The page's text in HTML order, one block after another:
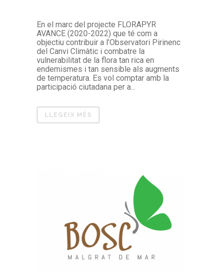
En el marc del projecte FLORAPYR
AVANCE (2020-2022) que té com a
objectiu contribuir a l’Observatori Pirinenc
del Canvi Climàtic i combatre la
vulnerabilitat de la flora tan rica en
endemismes i tan sensible als augments
de temperatura. Es vol comptar amb la
participació ciutadana per a...
LLEGEIX MÉS